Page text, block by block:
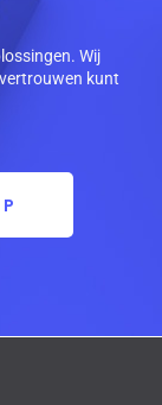
Wij
kunt